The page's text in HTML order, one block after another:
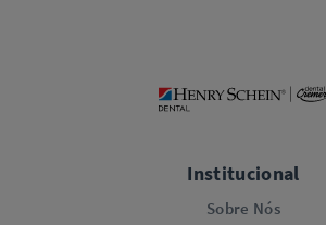
Institucional
Sobre Nós